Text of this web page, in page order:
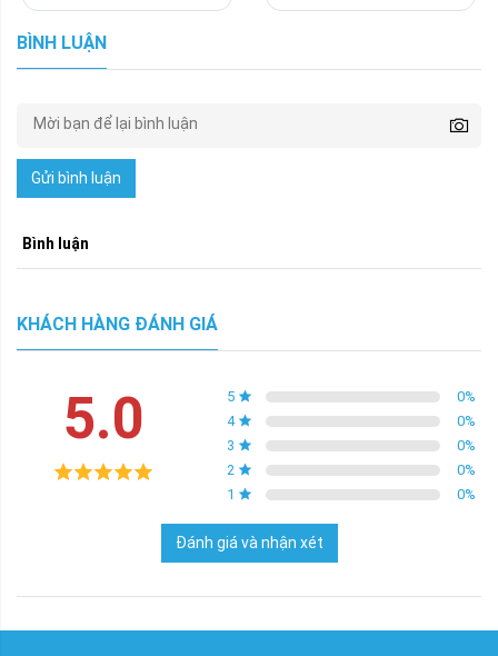
BÌNH LUẬN
Gửi bình luận
Bình luận
KHÁCH HÀNG ĐÁNH GIÁ
5.0 5 0%
4
0%
3
0%
2
0%
1
0%
Đánh giá và nhận xét